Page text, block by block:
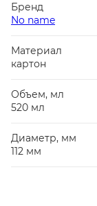
Бренд
No name
Материал
картон
Объем, мл
520 мл
Диаметр, мм
112 мм